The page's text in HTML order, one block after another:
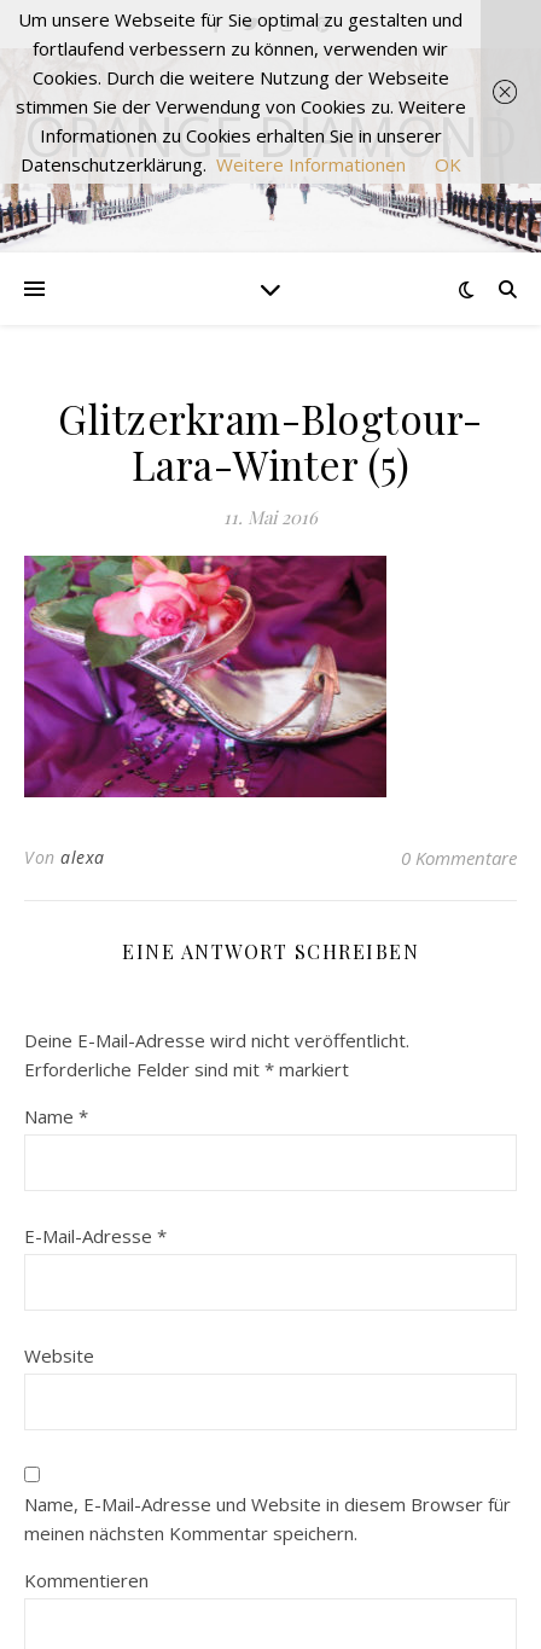
ORANGE DIAMOND
Glitzerkram-Blogtour-
Lara-Winter (5)
11. Mai 2016
Von alexa 0 Kommentare
EINE ANTWORT SCHREIBEN
Deine E-Mail-Adresse wird nicht veröffentlicht.
Erforderliche Felder sind mit * markiert
Name *
E-Mail-Adresse *
Website
Name, E-Mail-Adresse und Website in diesem Browser für
meinen nächsten Kommentar speichern.
Kommentieren
Um unsere Webseite für Sie optimal zu gestalten und
fortlaufend verbessern zu können, verwenden wir
Cookies. Durch die weitere Nutzung der Webseite
stimmen Sie der Verwendung von Cookies zu. Weitere
Informationen zu Cookies erhalten Sie in unserer
Datenschutzerklärung. Weitere Informationen OK